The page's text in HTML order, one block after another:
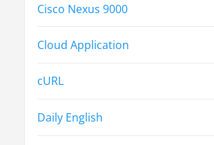
Cisco Nexus 9000
Cloud Application
cURL
Daily English